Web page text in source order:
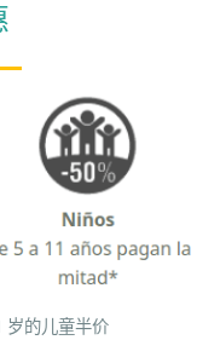
岁的儿童半价